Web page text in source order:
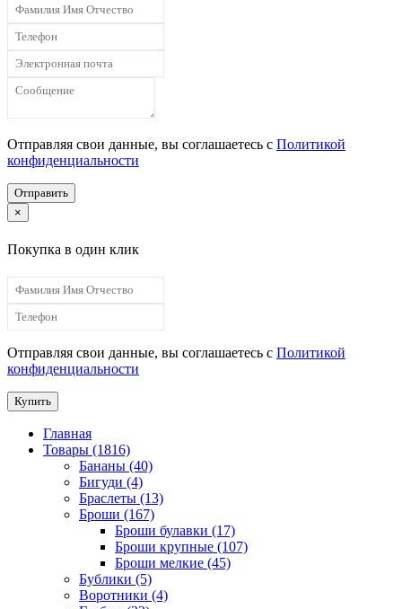
Отправляя свои данные, вы соглашаетесь с Политикой
конфиденциальности
Отправить
×
Покупка в один клик
Отправляя свои данные, вы соглашаетесь с Политикой
конфиденциальности
Купить
Главная
Товары (1816)
Бананы (40)
Бигуди (4)
Браслеты (13)
Броши (167)
Броши булавки (17)
Броши крупные (107)
Броши мелкие (45)
Бублики (5)
Воротники (4)